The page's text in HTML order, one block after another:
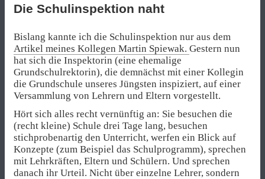
Die Schulinspektion naht
Bislang kannte ich die Schulinspektion nur aus dem
Artikel meines Kollegen Martin Spiewak. Gestern nun
hat sich die Inspektorin (eine ehemalige
Grundschulrektorin), die demnächst mit einer Kollegin
die Grundschule unseres Jüngsten inspiziert, auf einer
Versammlung von Lehrern und Eltern vorgestellt.
Hört sich alles recht vernünftig an: Sie besuchen die
(recht kleine) Schule drei Tage lang, besuchen
stichprobenartig den Unterricht, werfen ein Blick auf
Konzepte (zum Beispiel das Schulprogramm), sprechen
mit Lehrkräften, Eltern und Schülern. Und sprechen
danach ihr Urteil. Nicht über einzelne Lehrer, sondern